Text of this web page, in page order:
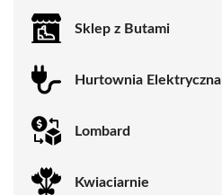
Sklep z Butami
Hurtownia Elektryczna
Lombard
Kwiaciarnie